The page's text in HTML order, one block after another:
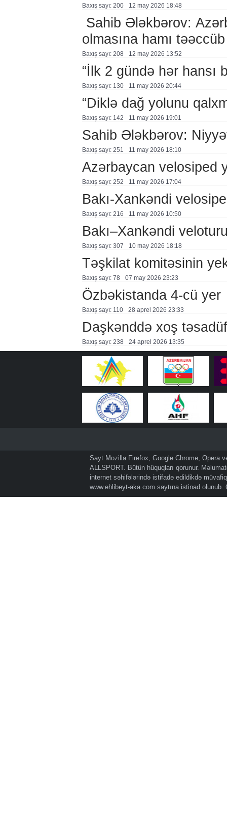
Baxış sayı: 200 12 may 2026 18:48
Sahib Ələkbərov:
olmasına hamı
Baxış sayı: 208 12 may 2026 13:52
“İlk 2 gündə hər hansı
Baxış sayı: 130 11 may 2026 20:44
“Diklə dağ yolunu
Baxış sayı: 142 11 may 2026 19:01
Sahib Ələkbərov:
Baxış sayı: 251 11 may 2026 18:10
Azərbaycan velosiped
Baxış sayı: 252 11 may 2026 17:04
Bakı-Xankəndi
Baxış sayı: 216 11 may 2026 10:50
Bakı–Xankəndi
Baxış sayı: 307 10 may 2026 18:18
Təşkilat komitəsinin
Baxış sayı: 78 07 may 2026 23:23
Özbəkistanda 4-cü yer
Baxış sayı: 110 28 aprel 2026 23:33
Daşkənddə xoş təsadüf
Baxış sayı: 238 24 aprel 2026 13:35
Sayt Mozilla Firefox, Google Chrome, Opera
ALLSPORT. Bütün hüquqları qorunur.
internet səhifələrində istifadə edildikdə
www.ehlibeyt-aka.com saytına istinad olunub.